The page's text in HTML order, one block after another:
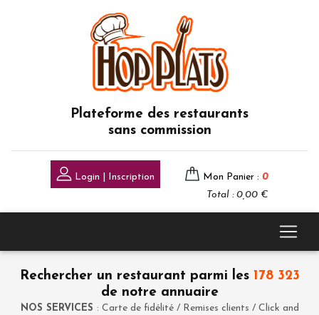
Plateforme des restaurants
sans commission
Login | Inscription Mon Panier : 0
Total : 0,00 €
Rechercher un restaurant parmi les 178 323
de notre annuaire
NOS SERVICES : Carte de fidélité / Remises clients / Click and